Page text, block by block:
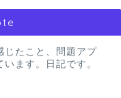
じたこと、問題アプ
ます。日記です。